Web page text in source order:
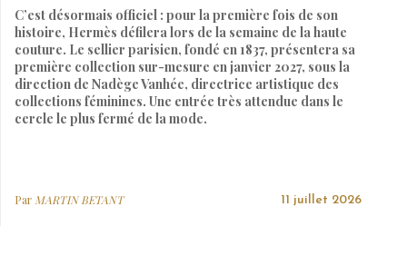
C’est désormais officiel : pour la première fois de son
histoire, Hermès défilera lors de la semaine de la haute
couture. Le sellier parisien, fondé en 1837, présentera sa
première collection sur-mesure en janvier 2027, sous la
direction de Nadège Vanhée, directrice artistique des
collections féminines. Une entrée très attendue dans le
cercle le plus fermé de la mode.
Par MARTIN BETANT 11 juillet 2026